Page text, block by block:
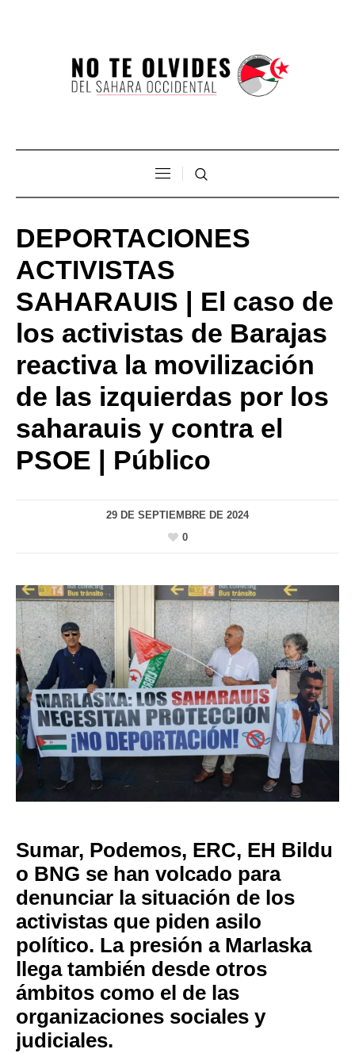
DEPORTACIONES
ACTIVISTAS
SAHARAUIS | El caso de
los activistas de Barajas
reactiva la movilización
de las izquierdas por los
saharauis y contra el
PSOE | Público
29 DE SEPTIEMBRE DE 2024
0
Sumar, Podemos, ERC, EH Bildu
o BNG se han volcado para
denunciar la situación de los
activistas que piden asilo
político. La presión a Marlaska
llega también desde otros
ámbitos como el de las
organizaciones sociales y
judiciales.